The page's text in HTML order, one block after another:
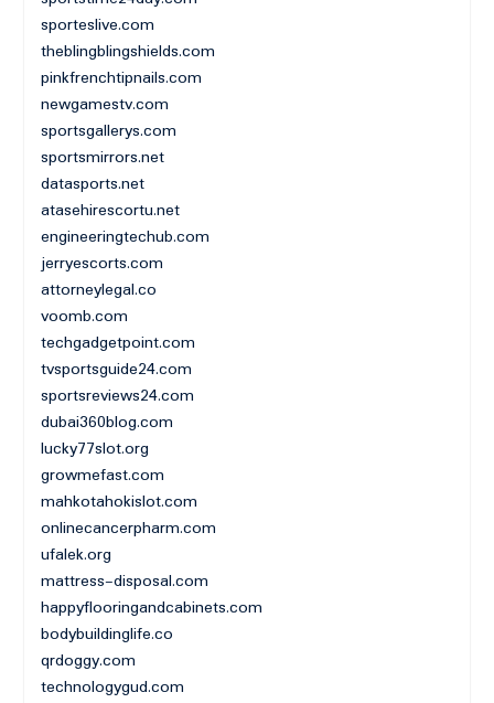
sporteslive.com
theblingblingshields.com
pinkfrenchtipnails.com
newgamestv.com
sportsgallerys.com
sportsmirrors.net
datasports.net
atasehirescortu.net
engineeringtechub.com
jerryescorts.com
attorneylegal.co
voomb.com
techgadgetpoint.com
tvsportsguide24.com
sportsreviews24.com
dubai360blog.com
lucky77slot.org
growmefast.com
mahkotahokislot.com
onlinecancerpharm.com
ufalek.org
mattress-disposal.com
happyflooringandcabinets.com
bodybuildinglife.co
qrdoggy.com
technologygud.com